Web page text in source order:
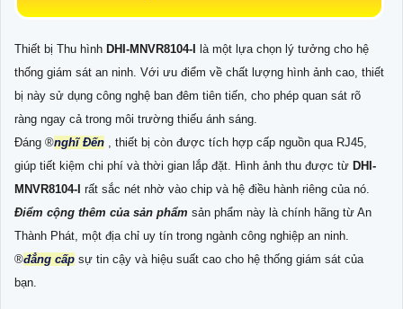
Thiết bị Thu hình DHI-MNVR8104-I
là một lựa chọn lý tưởng cho hệ
thống giám sát an ninh. Với ưu điểm về chất lượng hình ảnh cao, thiết
bị này sử dụng công nghệ ban đêm tiên tiến, cho phép quan sát rõ
ràng ngay cả trong môi trường thiếu ánh sáng.
Đáng ®️nghĩ Đến , thiết bị còn được tích hợp cấp nguồn qua RJ45,
giúp tiết kiệm chi phí và thời gian lắp đặt. Hình ảnh thu được từ DHI-
MNVR8104-I rất sắc nét nhờ vào chip và hệ điều hành riêng của nó.
Điểm cộng thêm của sản phẩm sản phẩm này là chính hãng từ An
Thành Phát, một địa chỉ uy tín trong ngành công nghiệp an ninh.
®️đẳng cấp sự tin cậy và hiệu suất cao cho hệ thống giám sát của
bạn.